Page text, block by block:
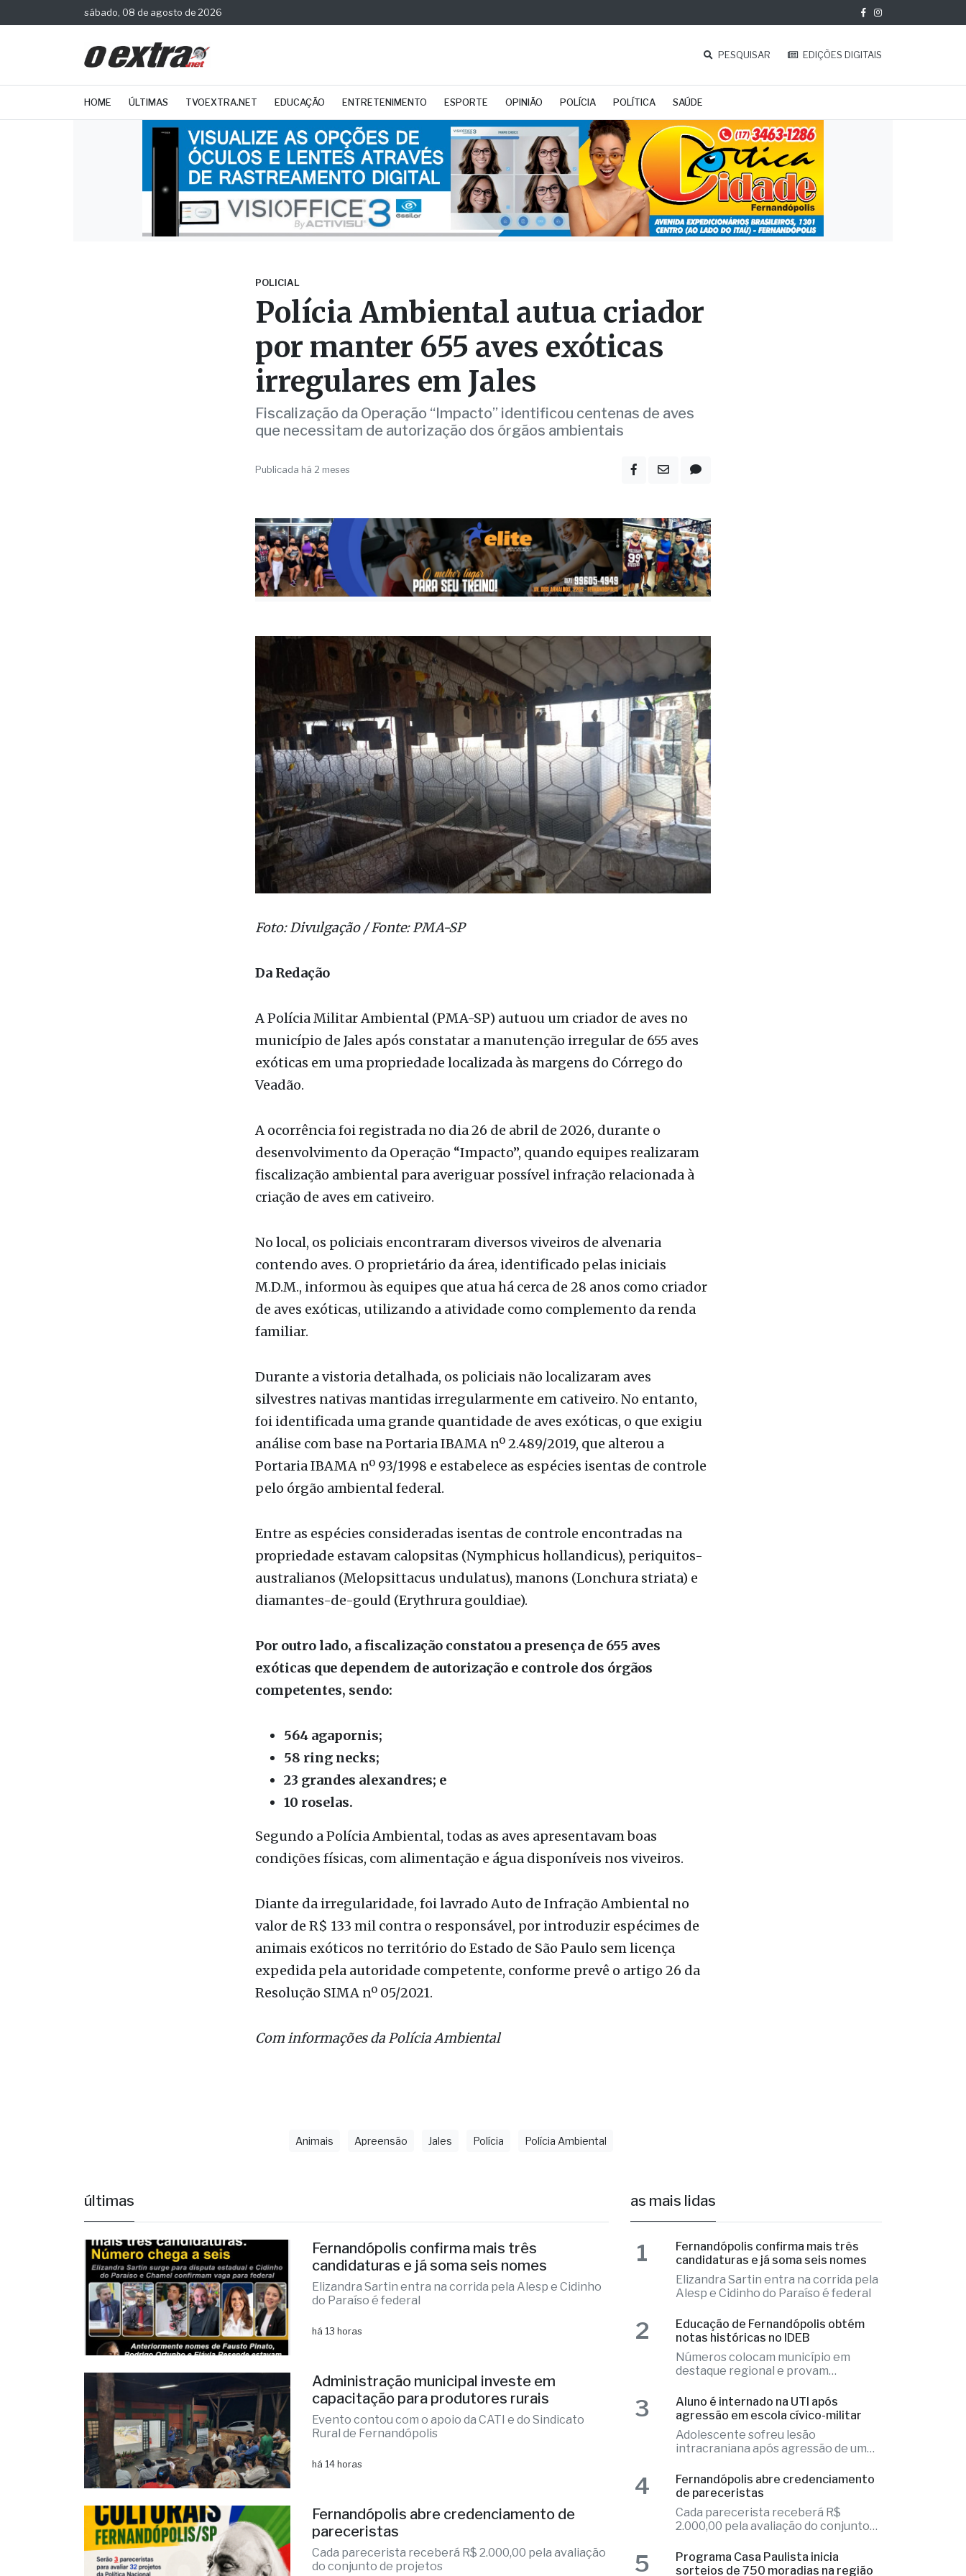
sábado, 08 de agosto de 2026
PESQUISAR EDIÇÕES DIGITAIS
HOME ÚLTIMAS TVOEXTRA.NET EDUCAÇÃO ENTRETENIMENTO ESPORTE OPINIÃO POLÍCIA POLÍTICA SAÚDE
POLICIAL
por manter 655 aves exóticas
irregulares em Jales
Fiscalização da Operação “Impacto” identificou centenas de aves
que necessitam de autorização dos órgãos ambientais
Publicada há 2 meses
Foto: Divulgação / Fonte: PMA-SP
Da Redação
A Polícia Militar Ambiental (PMA-SP) autuou um criador de aves no
exóticas em uma propriedade localizada às margens do Córrego do
Veadão.
A ocorrência foi registrada no dia 26 de abril de 2026, durante o
fiscalização ambiental para averiguar possível infração relacionada à
criação de aves em cativeiro.
No local, os policiais encontraram diversos viveiros de alvenaria
M.D.M., informou às equipes que atua há cerca de 28 anos como criador
de aves exóticas, utilizando a atividade como complemento da renda
familiar.
Durante a vistoria detalhada, os policiais não localizaram aves
foi identificada uma grande quantidade de aves exóticas, o que exigiu
análise com base na Portaria IBAMA nº 2.489/2019, que alterou a
Portaria IBAMA nº 93/1998 e estabelece as espécies isentas de controle
pelo órgão ambiental federal.
Entre as espécies consideradas isentas de controle encontradas na
australianos (Melopsittacus undulatus), manons (Lonchura striata) e
diamantes-de-gould (Erythrura gouldiae).
Por outro lado, a fiscalização constatou a presença de 655 aves
competentes, sendo:
564 agapornis;
23 grandes alexandres; e
10 roselas.
Segundo a Polícia Ambiental, todas as aves apresentavam boas
condições físicas, com alimentação e água disponíveis nos viveiros.
Diante da irregularidade, foi lavrado Auto de Infração Ambiental no
animais exóticos no território do Estado de São Paulo sem licença
expedida pela autoridade competente, conforme prevê o artigo 26 da
Resolução SIMA nº 05/2021.
Com informações da Polícia Ambiental
do Paraíso é federal
Administração municipal investe em
Rural de Fernandópolis
Fernandópolis abre credenciamento de
do conjunto de projetos
Fernandópolis confirma mais três
candidaturas e já soma seis nomes
Elizandra Sartin entra na corrida pela
Alesp e Cidinho do Paraíso é federal
1
Educação de Fernandópolis obtém
notas históricas no IDEB
Números colocam município em
destaque regional e provam
excelência
Aluno é internado na UTI após
agressão em escola cívico-militar
Adolescente sofreu lesão
intracraniana após agressão de um
colega
Fernandópolis abre credenciamento
de pareceristas
Cada parecerista receberá R$
2.000,00 pela avaliação do conjunto
de projetos
Programa Casa Paulista inicia
sorteios de 750 moradias na região
Confira a relação dos municípios
beneficiados com a ação habitacional